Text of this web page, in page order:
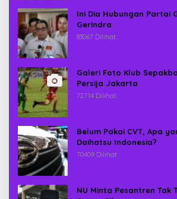
Ini Dia Hubungan Partai
Gerindra
83067 Dilihat
Galeri Foto Klub
Persija Jakarta
72714 Dilihat
Belum Pakai CVT, Apa
Daihatsu Indonesia?
70409 Dilihat
NU Minta Pesantren Tak